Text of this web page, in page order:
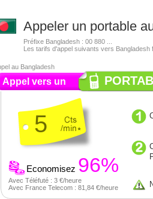
Appeler un portable
Préfixe Bangladesh : 00 880 ...
Les tarifs d'appel suivants vers Bangladesh
Appel vers un
au Bangladesh
5
Economisez 96%
Avec Téléfuté : 3 €/heure
Avec France Telecom : 81,84 €/heure